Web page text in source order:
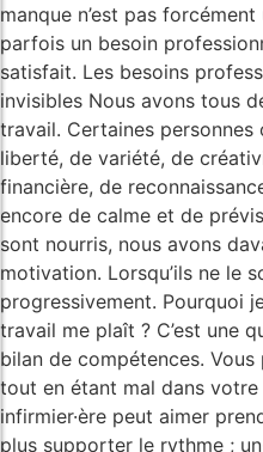
manque n’est pas forcément
parfois un besoin
satisfait. Les besoins
invisibles Nous avons tous
travail. Certaines personnes
liberté, de variété, de
financière, de
encore de calme et de
sont nourris, nous avons
motivation. Lorsqu’ils ne le
progressivement. Pourquoi
travail me plaît ? C’est une
bilan de compétences.
tout en étant mal dans votre
infirmier·ère peut aimer
plus supporter le rythme ;